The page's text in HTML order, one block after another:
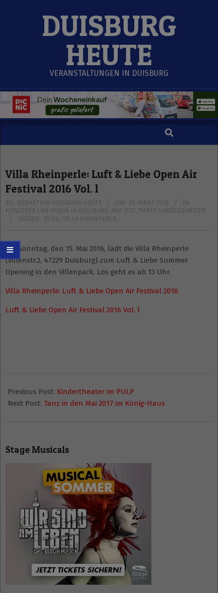
DUISBURG
HEUTE
VERANSTALTUNGEN IN DUISBURG
Search
Villa Rheinperle: Luft & Liebe Open Air
Festival 2016 Vol. l
BY: REDAKTION DUISBURG HEUTE ON: 29. MÄRZ 2016
IN:
KONZERTE LIVE MUSIK IN DUISBURG
MAI 2017 PARTY UNCATEGORIZED
TAGGED:
15.05. VILLA RHEINPERLE
Am Sonntag, den 15. Mai 2016, lädt die Villa Rheinperle
(Villenstr.2, 47229 Duisburg) zum Luft & Liebe Summer
Opening in den Villenpark. Los geht es ab 13 Uhr.
Villa Rheinperle: Luft & Liebe Open Air Festival 2016
Luft & Liebe Open Air Festival 2016 Vol. l
03-
29
Previous Post: Kindertheater im PULP
Next Post: Tanz in den Mai 2017 im König-Haus
Stage Musicals